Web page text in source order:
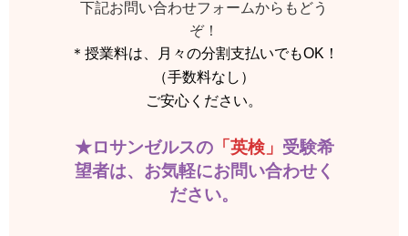
下記お問い合わせフォームからもどう
ぞ！
＊授業料は、月々の分割支払いでもOK！
（手数料なし）
ご安心ください。
★ロサンゼルスの「英検」 受験希
望者は、お気軽にお問い合わせく
ださい。